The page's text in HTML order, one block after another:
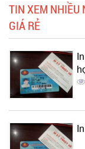
TIN XEM NHIỀU
GIÁ RẺ